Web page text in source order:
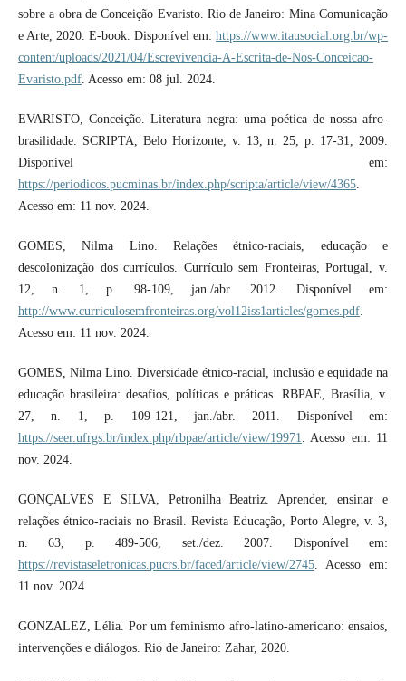
sobre a obra de Conceição Evaristo. Rio de Janeiro: Mina Comunicação
e Arte, 2020. E-book. Disponível em:https://www.itausocial.org.br/wp-
content/uploads/2021/04/Escrevivencia-A-Escrita-de-Nos-Conceicao-
Evaristo.pdf. Acesso em: 08 jul. 2024.
EVARISTO, Conceição. Literatura negra: uma poética de nossa afro-
brasilidade. SCRIPTA, Belo Horizonte, v. 13, n. 25, p. 17-31, 2009.
Disponível em:
https://periodicos.pucminas.br/index.php/scripta/article/view/4365.
Acesso em: 11 nov. 2024.
GOMES, Nilma Lino. Relações étnico-raciais, educação e
descolonização dos currículos. Currículo sem Fronteiras, Portugal, v.
12, n. 1, p. 98-109, jan./abr. 2012. Disponível em:
http://www.curriculosemfronteiras.org/vol12iss1articles/gomes.pdf.
Acesso em: 11 nov. 2024.
GOMES, Nilma Lino. Diversidade étnico-racial, inclusão e equidade na
educação brasileira: desafios, políticas e práticas. RBPAE, Brasília, v.
27, n. 1, p. 109-121, jan./abr. 2011. Disponível em:
https://seer.ufrgs.br/index.php/rbpae/article/view/19971
. Acesso em: 11
nov. 2024.
GONÇALVES E SILVA, Petronilha Beatriz. Aprender, ensinar e
relações étnico-raciais no Brasil. Revista Educação, Porto Alegre, v. 3,
n. 63, p. 489-506, set./dez. 2007. Disponível em:
https://revistaseletronicas.pucrs.br/faced/article/view/2745. Acesso em:
11 nov. 2024.
GONZALEZ, Lélia. Por um feminismo afro-latino-americano: ensaios,
intervenções e diálogos. Rio de Janeiro: Zahar, 2020.